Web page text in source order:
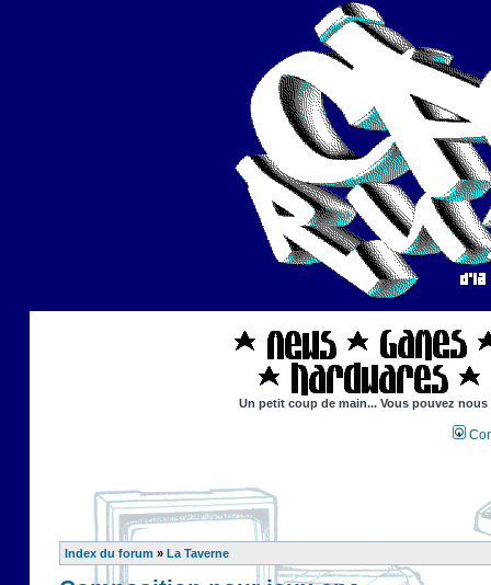
Un petit coup de main... Vous pouvez
Index du forum » La Taverne